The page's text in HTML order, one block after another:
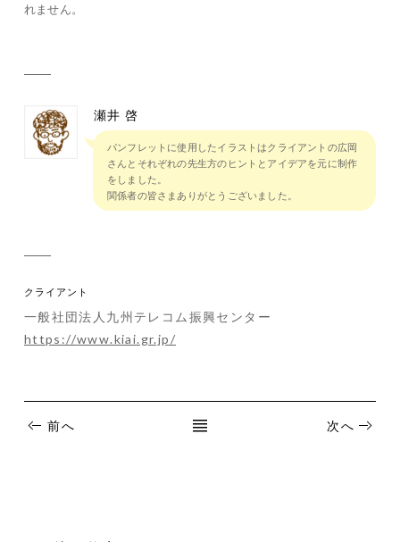
れません。
瀬井 啓
パンフレットに使用したイラストはクライアントの広岡
さんとそれぞれの先生方のヒントとアイデアを元に制作
をしました。
関係者の皆さまありがとうございました。
クライアント
一般社団法人九州テレコム振興センター
https://www.kiai.gr.jp/
前へ 次へ